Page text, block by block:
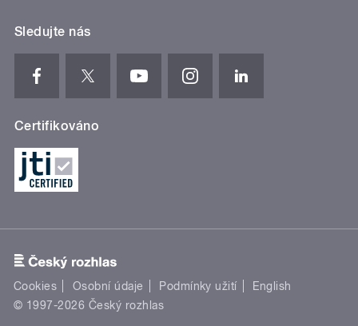
Sledujte nás
Certifikováno
Cookies Osobní údaje Podmínky užití
English
© 1997-2026 Český rozhlas